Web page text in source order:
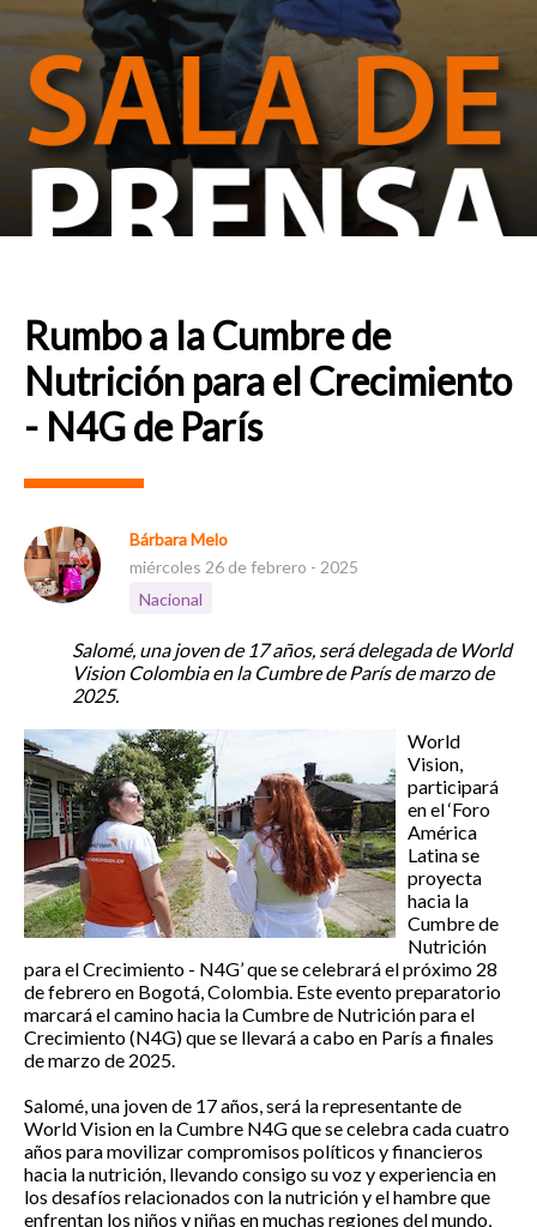
Rumbo a la Cumbre de
Nutrición para el Crecimiento
- N4G de París
Bárbara Melo
miércoles 26 de febrero - 2025
Nacional
Salomé, una joven de 17 años, será delegada de World
Vision Colombia en la Cumbre de París de marzo de
2025.
World
Vision,
participará
en el ‘Foro
América
Latina se
proyecta
hacia la
Cumbre de
Nutrición
para el Crecimiento - N4G’ que se celebrará el próximo 28
de febrero en Bogotá, Colombia. Este evento preparatorio
marcará el camino hacia la Cumbre de Nutrición para el
Crecimiento (N4G) que se llevará a cabo en París a finales
de marzo de 2025.
Salomé, una joven de 17 años, será la representante de
World Vision en la Cumbre N4G que se celebra cada cuatro
años para movilizar compromisos políticos y financieros
hacia la nutrición, llevando consigo su voz y experiencia en
los desafíos relacionados con la nutrición y el hambre que
enfrentan los niños y niñas en muchas regiones del mundo,